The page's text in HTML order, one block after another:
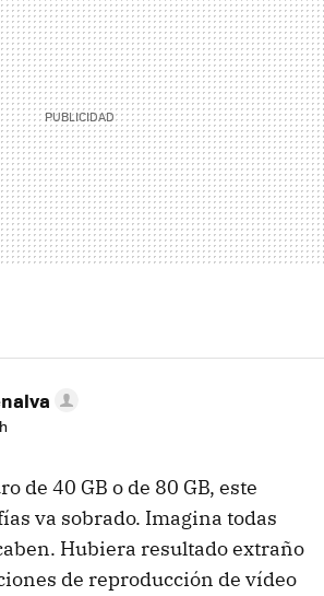
de 40 GB o de 80 GB, este
va sobrado. Imagina todas
Hubiera resultado extraño
de reproducción de vídeo